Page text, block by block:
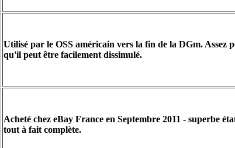
Utilisé par le OSS américain vers la fin de la DGm. Assez
qu'il peut être facilement dissimulé.
Acheté chez eBay France en Septembre 2011 - superbe
tout à fait complète.